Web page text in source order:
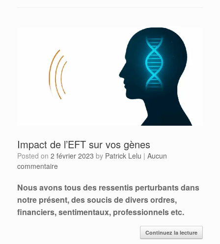
Impact de l’EFT sur vos gènes
Posted on 2 février 2023 by Patrick Lelu | Aucun
commentaire
Nous avons tous des ressentis perturbants dans
notre présent, des soucis de divers ordres,
financiers, sentimentaux, professionnels etc.
Continuez la lecture